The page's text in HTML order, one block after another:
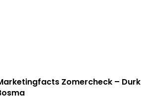
Zomercheck – Durk